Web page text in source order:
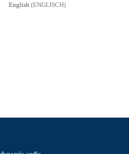
English (ENGLISCH)